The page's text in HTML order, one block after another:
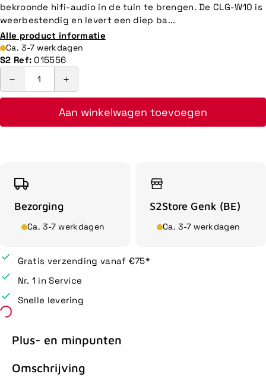
bekroonde hifi-audio in de tuin te brengen. De CLG-W10 is
weerbestendig en levert een diep ba...
Alle product informatie
Ca. 3-7 werkdagen
S2 Ref: 015556
Aan winkelwagen toevoegen
Bezorging
Ca. 3-7 werkdagen
S2Store Genk (BE)
Ca. 3-7 werkdagen
Gratis verzending vanaf €75*
Nr. 1 in Service
Snelle levering
Plus- en minpunten
Omschrijving